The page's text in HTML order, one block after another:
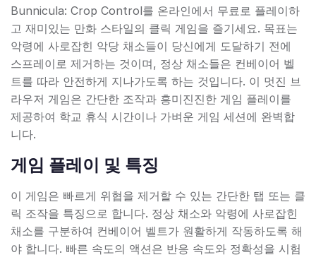
Bunnicula: Crop Control를 온라인에서 무료로 플레이하
고 재미있는 만화 스타일의 클릭 게임을 즐기세요. 목표는
악령에 사로잡힌 악당 채소들이 당신에게 도달하기 전에
스프레이로 제거하는 것이며, 정상 채소들은 컨베이어 벨
트를 따라 안전하게 지나가도록 하는 것입니다. 이 멋진 브
라우저 게임은 간단한 조작과 흥미진진한 게임 플레이를
제공하여 학교 휴식 시간이나 가벼운 게임 세션에 완벽합
니다.
게임 플레이 및 특징
이 게임은 빠르게 위협을 제거할 수 있는 간단한 탭 또는 클
릭 조작을 특징으로 합니다. 정상 채소와 악령에 사로잡힌
채소를 구분하여 컨베이어 벨트가 원활하게 작동하도록 해
야 합니다. 빠른 속도의 액션은 반응 속도와 정확성을 시험